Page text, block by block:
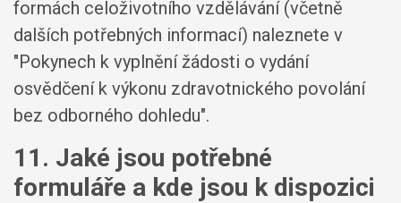
formách celoživotního vzdělávání (včetně
dalších potřebných informací) naleznete v
"Pokynech k vyplnění žádosti o vydání
osvědčení k výkonu zdravotnického povolání
bez odborného dohledu".
11. Jaké jsou potřebné
formuláře a kde jsou k dispozici